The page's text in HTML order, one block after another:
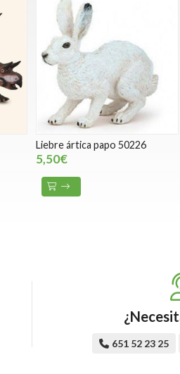
Liebre ártica papo 50226
5,50€
651 52 23 25